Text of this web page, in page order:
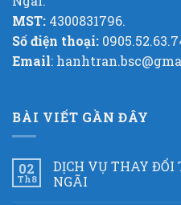
MST: 4300831796.
Số điện thoại:
Email:
BÀI VIẾT GẦN ĐÂY
02
Th8
DỊCH VỤ THAY ĐỔI
NGÃI